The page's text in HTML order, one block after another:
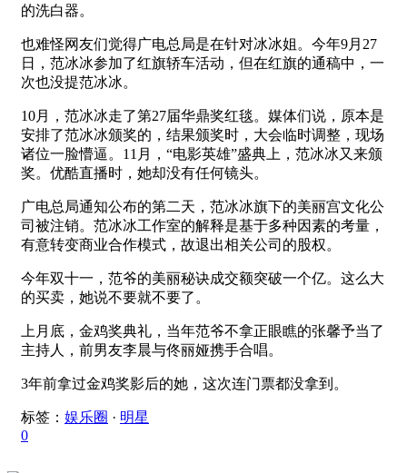
的洗白器。
也难怪网友们觉得广电总局是在针对冰冰姐。今年9月27
日，范冰冰参加了红旗轿车活动，但在红旗的通稿中，一
次也没提范冰冰。
10月，范冰冰走了第27届华鼎奖红毯。媒体们说，原本是
安排了范冰冰颁奖的，结果颁奖时，大会临时调整，现场
诸位一脸懵逼。11月，“电影英雄”盛典上，范冰冰又来颁
奖。优酷直播时，她却没有任何镜头。
广电总局通知公布的第二天，范冰冰旗下的美丽宫文化公
司被注销。范冰冰工作室的解释是基于多种因素的考量，
有意转变商业合作模式，故退出相关公司的股权。
今年双十一，范爷的美丽秘诀成交额突破一个亿。这么大
的买卖，她说不要就不要了。
上月底，金鸡奖典礼，当年范爷不拿正眼瞧的张馨予当了
主持人，前男友李晨与佟丽娅携手合唱。
3年前拿过金鸡奖影后的她，这次连门票都没拿到。
标签： 娱乐圈 · 明星
0